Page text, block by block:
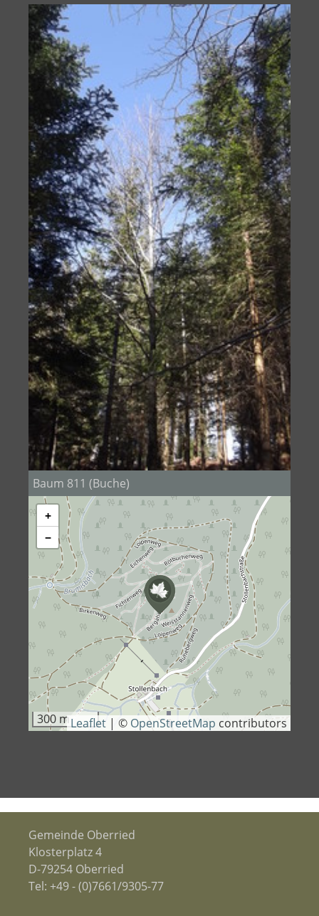
Baum 811 (Buche)
+
−
300 mLeaflet | © OpenStreetMap contributors
Gemeinde Oberried
Klosterplatz 4
D-79254 Oberried
Tel: +49 - (0)7661/9305-77